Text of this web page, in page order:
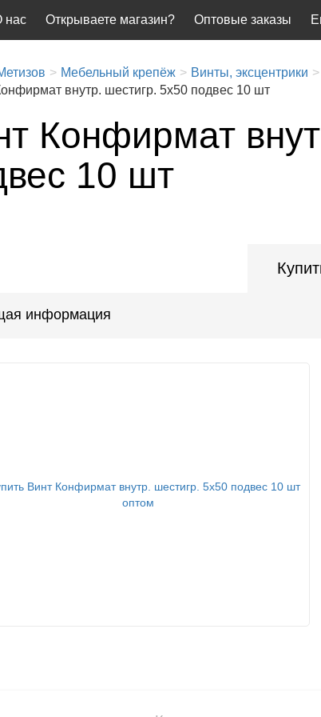
нас Открываете магазин? Оптовые заказы
Мебельный крепёж Винты, эксцентрики
внутр. шестигр. 5x50 подвес 10 шт
Конфирмат
10 шт
информация